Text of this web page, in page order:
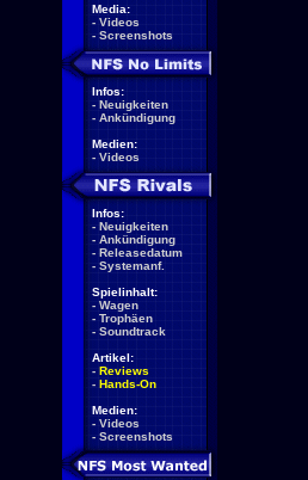
Media:
- Videos
- Screenshots
Infos:
- Neuigkeiten
- Ankündigung
Medien:
- Videos
Infos:
- Neuigkeiten
- Ankündigung
- Releasedatum
- Systemanf.
Spielinhalt:
- Wagen
- Trophäen
- Soundtrack
Artikel:
- Reviews
- Hands-On
Medien:
- Videos
- Screenshots